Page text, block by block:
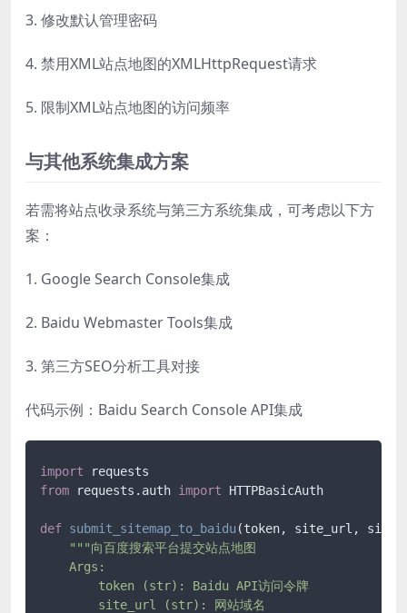
3. 修改默认管理密码
4. 禁用XML站点地图的XMLHttpRequest请求
5. 限制XML站点地图的访问频率
与其他系统集成方案
若需将站点收录系统与第三方系统集成，可考虑以下方
案：
1. Google Search Console集成
2. Baidu Webmaster Tools集成
3. 第三方SEO分析工具对接
代码示例：Baidu Search Console API集成
import
from requests.auth import HTTPBasicAuth
def submit_sitemap_to_baidu(token, site_url,
"""向百度搜索平台提交站点地图
    Args:
        token (str): Baidu API访问令牌
        site_url (str): 网站域名